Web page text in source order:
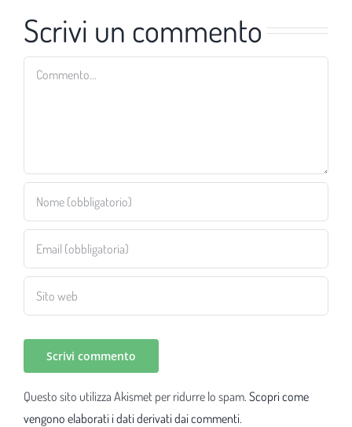
Scrivi un commento
Commento
Questo sito utilizza Akismet per ridurre lo spam. Scopri come
vengono elaborati i dati derivati dai commenti.